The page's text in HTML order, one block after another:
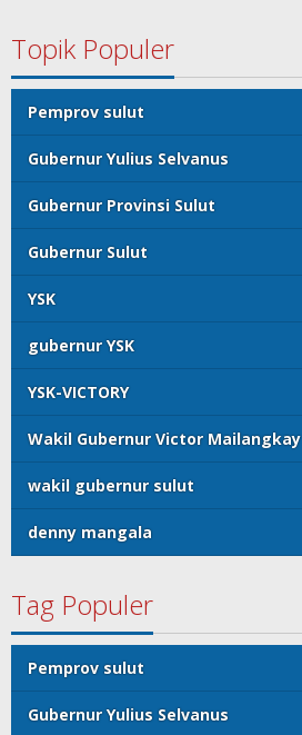
Topik Populer
Pemprov sulut
Gubernur Yulius Selvanus
Gubernur Provinsi Sulut
Gubernur Sulut
YSK
gubernur YSK
YSK-VICTORY
Wakil Gubernur Victor Mailangkay
wakil gubernur sulut
denny mangala
Tag Populer
Pemprov sulut
Gubernur Yulius Selvanus